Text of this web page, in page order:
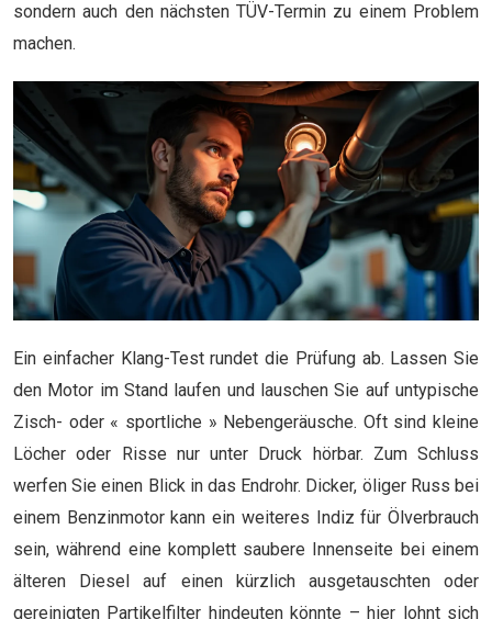
sondern auch den nächsten TÜV-Termin zu einem Problem
machen.
Ein einfacher Klang-Test rundet die Prüfung ab. Lassen Sie
den Motor im Stand laufen und lauschen Sie auf untypische
Zisch- oder « sportliche » Nebengeräusche. Oft sind kleine
Löcher oder Risse nur unter Druck hörbar. Zum Schluss
werfen Sie einen Blick in das Endrohr. Dicker, öliger Russ bei
einem Benzinmotor kann ein weiteres Indiz für Ölverbrauch
sein, während eine komplett saubere Innenseite bei einem
älteren Diesel auf einen kürzlich ausgetauschten oder
gereinigten Partikelfilter hindeuten könnte – hier lohnt sich